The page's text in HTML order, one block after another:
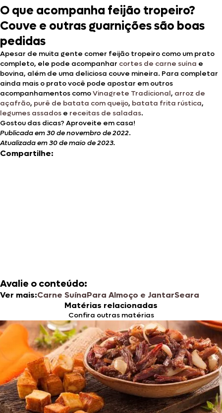
O que acompanha feijão tropeiro?
Couve e outras guarnições são boas
pedidas
Apesar de muita gente comer feijão tropeiro como um prato
completo, ele pode acompanhar cortes de carne suína e
bovina, além de uma deliciosa couve mineira. Para completar
ainda mais o prato você pode apostar em outros
acompanhamentos comoVinagrete Tradicional, arroz de
açafrão, purê de batata com queijo, batata frita rústica,
legumes assados e receitas de saladas.
Gostou das dicas? Aproveite em casa!
Publicada em 30 de novembro de 2022.
Atualizada em 30 de maio de 2023.
Compartilhe:
Avalie o conteúdo:
Ver mais:Carne SuínaPara Almoço e JantarSeara
Matérias relacionadas
Confira outras matérias